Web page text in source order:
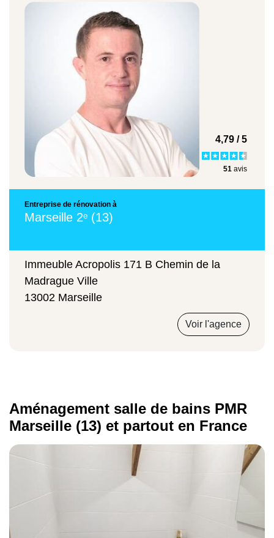
à Marseille
Types de prestations
Remplacement d'une baignoire par une
douche sécurisée
1250 euros
Pose de chaise de douche
Installation de lavabo PMR
300 euros
4,79 / 5
51 avis
Entreprise de rénovation à
Marseille 2ᵉ (13)
Immeuble Acropolis 171 B Chemin de la
Madrague Ville
13002 Marseille
Voir l'agence
Aménagement salle de bains PMR
Marseille (13) et partout en France